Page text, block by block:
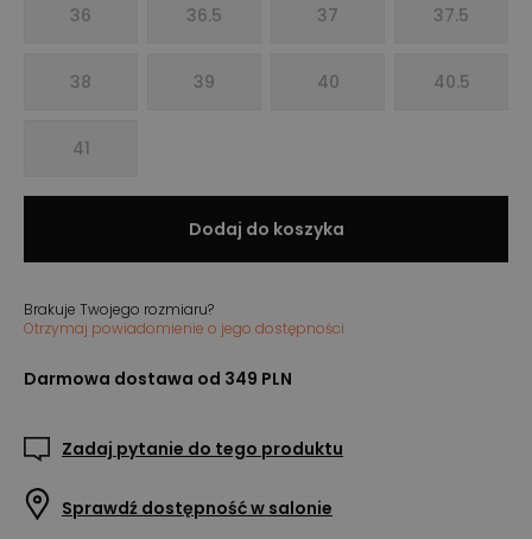
36 36.5 37 37.5
38 39 40 40.5
41
Dodaj do koszyka
Brakuje Twojego rozmiaru?
Otrzymaj powiadomienie o jego dostępności
Darmowa dostawa od 349 PLN
Zadaj pytanie do tego produktu
Sprawdź dostępność w salonie